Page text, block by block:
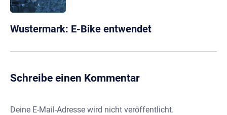
Wustermark: E-Bike entwendet
Schreibe einen Kommentar
Deine E-Mail-Adresse wird nicht veröffentlicht.